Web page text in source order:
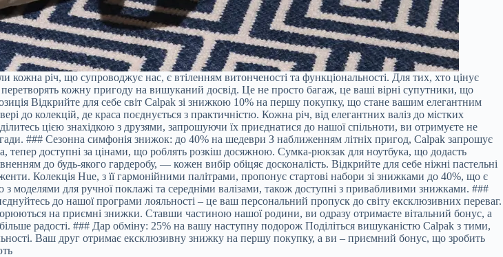
річ, що супроводжує нас, є втіленням витонченості та функціональності. Для тих, хто цінує
кожну пригоду на вишуканий досвід. Це не просто багаж, це ваші вірні супутники, що
Відкрийте для себе світ Calpak зі знижкою 10% на першу покупку, що стане вашим елегантним
колекцій, де краса поєднується з практичністю. Кожна річ, від елегантних валіз до містких
цією знахідкою з друзями, запрошуючи їх приєднатися до нашої спільноти, ви отримуєте не
### Сезонна симфонія знижок: до 40% на шедеври З наближенням літніх пригод, Calpak запрошує
тепер доступні за цінами, що роблять розкіш досяжною. Сумка-рюкзак для ноутбука, що додасть
до будь-якого гардеробу, — кожен вибір обіцяє досконалість. Відкрийте для себе ніжні пастельні
Колекція Hue, з її гармонійними палітрами, пропонує стартові набори зі знижками до 40%, що є
моделями для ручної поклажі та середніми валізами, також доступні з привабливими знижками. ###
до нашої програми лояльності – це ваш персональний пропуск до світу ексклюзивних переваг.
на приємні знижки. Ставши частиною нашої родини, ви одразу отримаєте вітальний бонус, а
радості. ### Дар обміну: 25% на вашу наступну подорож Поділіться вишуканістю Calpak з тими,
Ваш друг отримає ексклюзивну знижку на першу покупку, а ви – приємний бонус, що зробить